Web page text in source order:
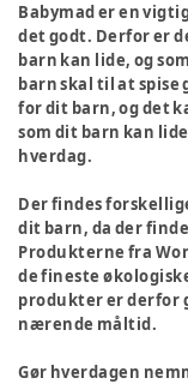
Babymad er en
det godt. Derfor er
barn kan lide, og
barn skal til at
for dit barn, og det
som dit barn kan
hverdag.
Der findes
dit barn, da der
Produkterne fra
de fineste
produkter er derfor
nærende måltid.
Gør hverdagen